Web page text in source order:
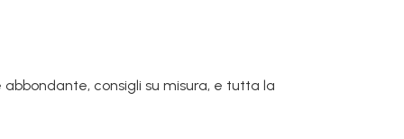
consigli su misura, e tutta la